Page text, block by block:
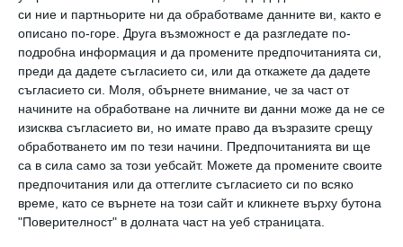
си ние и партньорите ни да обработваме данните ви, както е
описано по-горе. Друга възможност е да разгледате по-
подробна информация и да промените предпочитанията си,
преди да дадете съгласието си, или да откажете да дадете
съгласието си. Моля, обърнете внимание, че за част от
начините на обработване на личните ви данни може да не се
изисква съгласието ви, но имате право да възразите срещу
обработването им по тези начини. Предпочитанията ви ще
са в сила само за този уебсайт. Можете да промените своите
предпочитания или да оттеглите съгласието си по всяко
време, като се върнете на този сайт и кликнете върху бутона
"Поверителност" в долната част на уеб страницата.
сперматозоиди.
Източник:sciencenews, адаптация Мона
Василева
спарматозоиди гонкаоплаждане яйцеклетка